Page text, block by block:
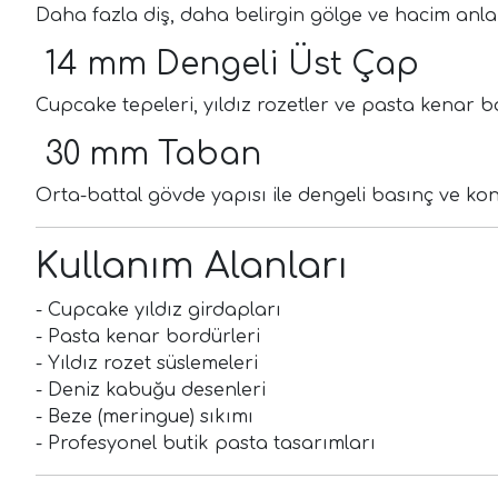
Daha fazla diş, daha belirgin gölge ve hacim
14 mm Dengeli Üst Çap
Cupcake tepeleri, yıldız rozetler ve pasta kenar
30 mm Taban
Orta-battal gövde yapısı ile dengeli basınç ve
Kullanım Alanları
- Cupcake yıldız girdapları
- Pasta kenar bordürleri
- Yıldız rozet süslemeleri
- Deniz kabuğu desenleri
- Beze (meringue) sıkımı
- Profesyonel butik pasta tasarımları